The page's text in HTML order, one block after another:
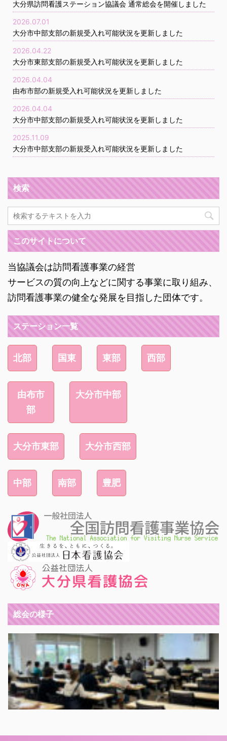
大分県訪問看護ステーション協議会 通常総会を開催しました
2026.07.01
大分市中部支部の新規受入れ可能状況を更新しました
2026.04.22
大分市東部支部の新規受入れ可能状況を更新しました
2026.04.04
由布市部の新規受入れ可能状況を更新しました
2026.04.04
大分市中部支部の新規受入れ可能状況を更新しました
2025.11.09
大分市中部支部の新規受入れ可能状況を更新しました
検索
このサイトについて
当協議会は訪問看護事業の経営
サービスの質の向上などに関する事業に取り組み、
訪問看護事業の健全な発展を目指した団体です。
ステーション一覧
北部 国東 東部 西部
由布市
部
大分市中部
大分市東部 大分市西部
中部 南部 豊肥
総会の様子